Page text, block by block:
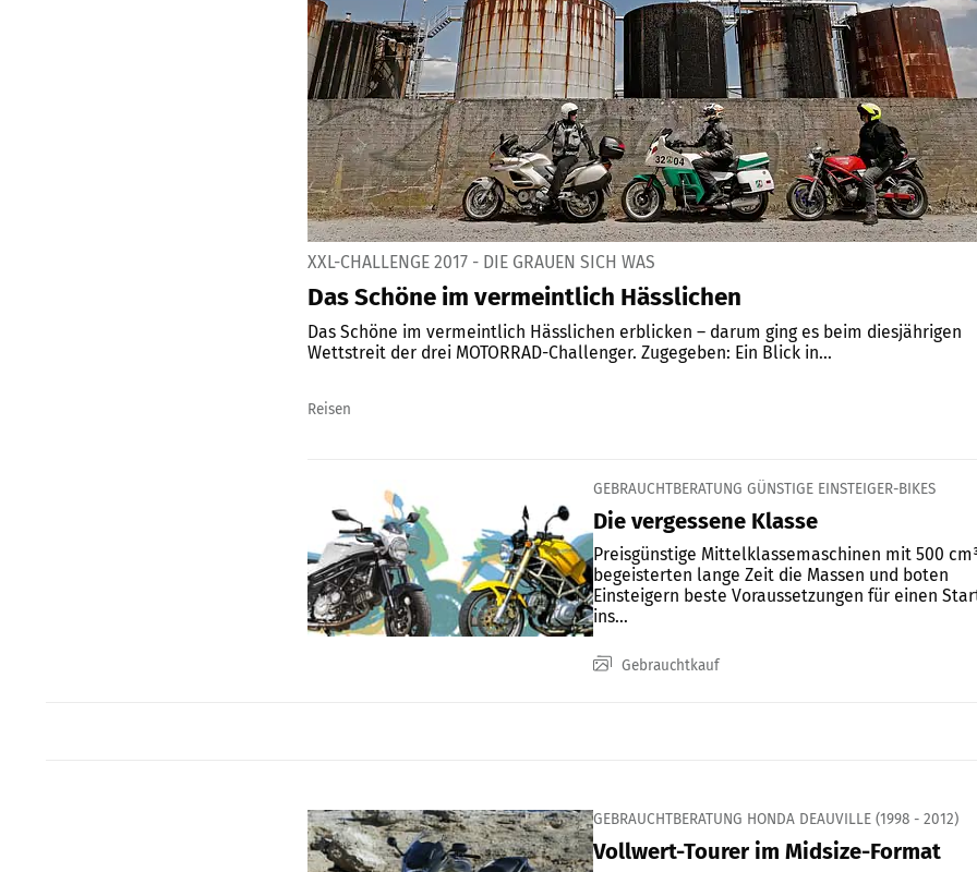
XXL-CHALLENGE 2017 - DIE GRAUEN SICH WAS
Das Schöne im vermeintlich Hässlichen
Das Schöne im vermeintlich Hässlichen erblicken – darum ging es beim diesjährigen
Wettstreit der drei MOTORRAD-Challenger. Zugegeben: Ein Blick in...
Reisen
GEBRAUCHTBERATUNG GÜNSTIGE EINSTEIGER-BIKES
Die vergessene Klasse
Preisgünstige Mittelklassemaschinen mit 500
begeisterten lange Zeit die Massen und boten
Einsteigern beste Voraussetzungen für einen
ins...
Gebrauchtkauf
GEBRAUCHTBERATUNG HONDA DEAUVILLE (1998 - 2012)
Vollwert-Tourer im Midsize-Format